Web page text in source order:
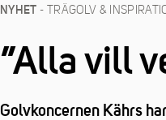
NYHET - TRÄGOLV &
”Alla vill
Golvkoncernen Kährs